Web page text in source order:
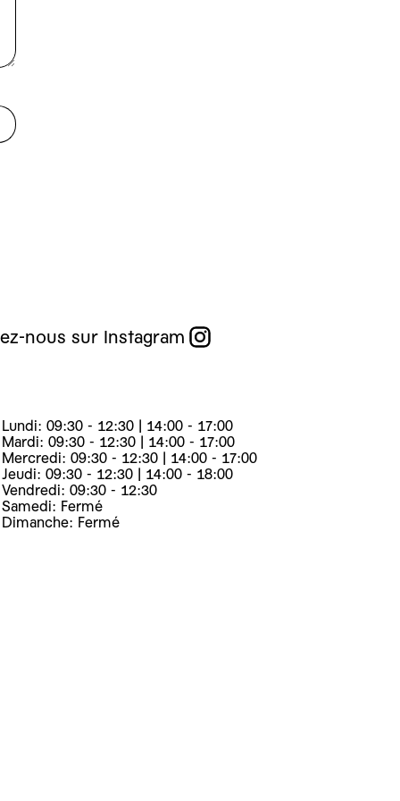
nous sur Instagram
Lundi: 09:30 - 12:30 | 14:00 - 17:00
Mardi: 09:30 - 12:30 | 14:00 - 17:00
Mercredi: 09:30 - 12:30 | 14:00 - 17:00
Jeudi: 09:30 - 12:30 | 14:00 - 18:00
Vendredi: 09:30 - 12:30
Samedi: Fermé
Dimanche: Fermé